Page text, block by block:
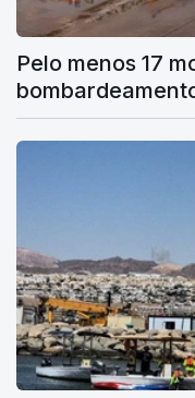
Pelo menos 17